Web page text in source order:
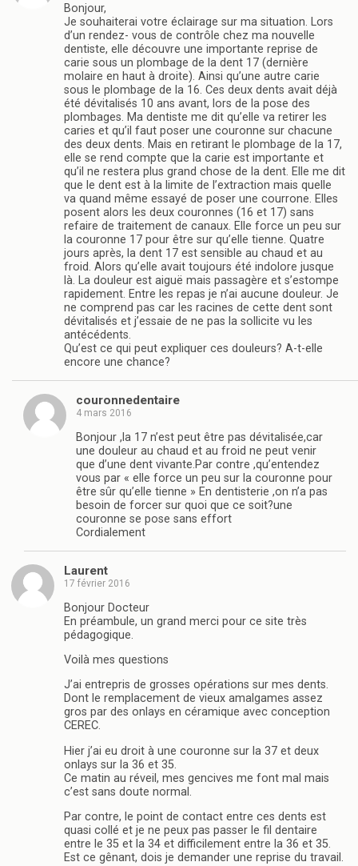
Bonjour,
Je souhaiterai votre éclairage sur ma situation. Lors
d’un rendez- vous de contrôle chez ma nouvelle
dentiste, elle découvre une importante reprise de
carie sous un plombage de la dent 17 (dernière
molaire en haut à droite). Ainsi qu’une autre carie
sous le plombage de la 16. Ces deux dents avait déjà
été dévitalisés 10 ans avant, lors de la pose des
plombages. Ma dentiste me dit qu’elle va retirer les
caries et qu’il faut poser une couronne sur chacune
des deux dents. Mais en retirant le plombage de la 17,
elle se rend compte que la carie est importante et
qu’il ne restera plus grand chose de la dent. Elle me dit
que le dent est à la limite de l’extraction mais quelle
va quand même essayé de poser une courrone. Elles
posent alors les deux couronnes (16 et 17) sans
refaire de traitement de canaux. Elle force un peu sur
la couronne 17 pour être sur qu’elle tienne. Quatre
jours après, la dent 17 est sensible au chaud et au
froid. Alors qu’elle avait toujours été indolore jusque
là. La douleur est aiguë mais passagère et s’estompe
rapidement. Entre les repas je n’ai aucune douleur. Je
ne comprend pas car les racines de cette dent sont
dévitalisés et j’essaie de ne pas la sollicite vu les
antécédents.
Qu’est ce qui peut expliquer ces douleurs? A-t-elle
encore une chance?
couronnedentaire
4 mars 2016
Bonjour ,la 17 n’est peut être pas dévitalisée,car
une douleur au chaud et au froid ne peut venir
que d’une dent vivante.Par contre ,qu’entendez
vous par « elle force un peu sur la couronne pour
être sûr qu’elle tienne » En dentisterie ,on n’a pas
besoin de forcer sur quoi que ce soit?une
couronne se pose sans effort
Cordialement
Laurent
17 février 2016
Bonjour Docteur
En préambule, un grand merci pour ce site très
pédagogique.
Voilà mes questions
J’ai entrepris de grosses opérations sur mes dents.
Dont le remplacement de vieux amalgames assez
gros par des onlays en céramique avec conception
CEREC.
Hier j’ai eu droit à une couronne sur la 37 et deux
onlays sur la 36 et 35.
Ce matin au réveil, mes gencives me font mal mais
c’est sans doute normal.
Par contre, le point de contact entre ces dents est
quasi collé et je ne peux pas passer le fil dentaire
entre le 35 et la 34 et difficilement entre la 36 et 35.
Est ce gênant, dois je demander une reprise du travail.